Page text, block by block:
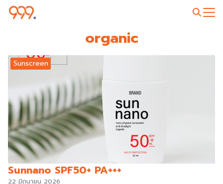
Skip
organic
Sunscreen
Sunnano SPF50+ PA+++
22 มิถุนายน 2026